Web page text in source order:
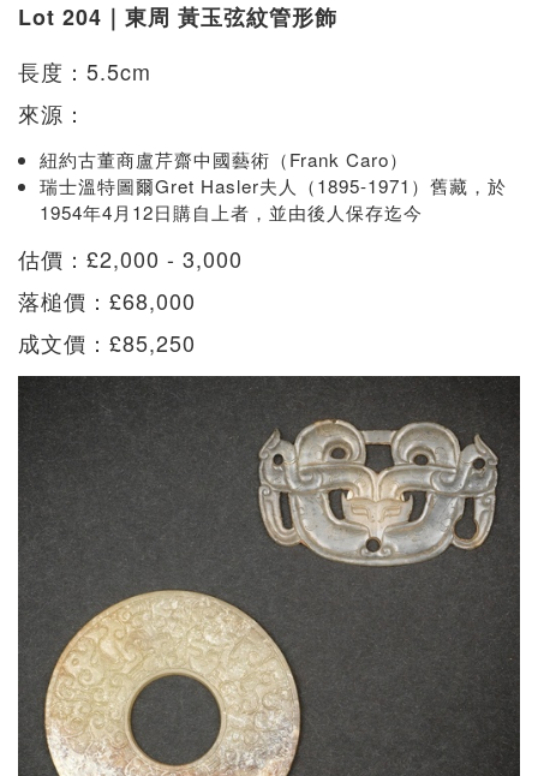
Lot 204｜東周 黃玉弦紋管形飾
長度：5.5cm
來源：
紐約古董商盧芹齋中國藝術（Frank Caro）
瑞士溫特圖爾Gret Hasler夫人（1895-1971）舊藏，於
1954年4月12日購自上者，並由後人保存迄今
估價：£2,000 - 3,000
落槌價：£68,000
成文價：£85,250